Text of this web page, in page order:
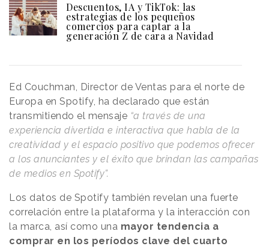
Descuentos, IA y TikTok: las
estrategias de los pequeños
comercios para captar a la
generación Z de cara a Navidad
Ed Couchman, Director de Ventas para el norte de
Europa en Spotify, ha declarado que están
transmitiendo el mensaje “a través de una
experiencia divertida e interactiva que habla de la
creatividad y el espacio positivo que podemos ofrecer
a los anunciantes y el éxito que brindan las campañas
de medios en Spotify”.
Los datos de Spotify también revelan una fuerte
correlación entre la plataforma y la interacción con
la marca, así como una mayor tendencia a
comprar en los períodos clave del cuarto